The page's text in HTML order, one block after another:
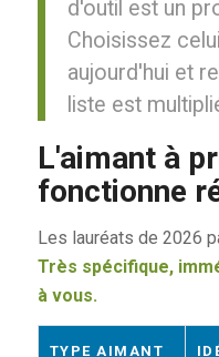
d'outil est un
Choisissez
aujourd'hui et
liste est
L'aimant à
fonctionne
Les lauréats de 2026
Très spécifique,
à vous.
TYPE AIMANT